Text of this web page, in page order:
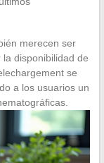
merecen ser
disponibilidad de
se
a los usuarios un